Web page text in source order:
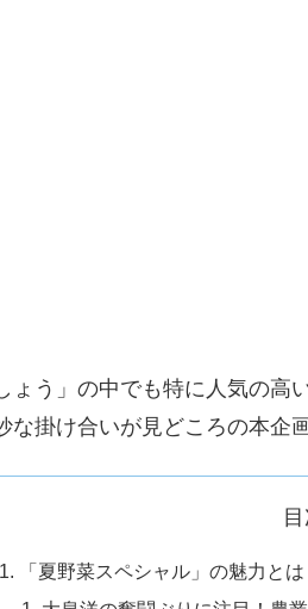
ょう」の中でも特に人気の
な掛け合いが見どころの本企
「夏野菜スペシャル」の魅力と